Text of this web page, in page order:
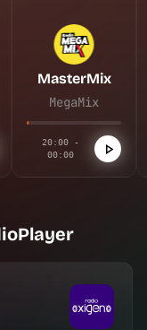
MasterMix
MegaMix
20:00 -
00:00